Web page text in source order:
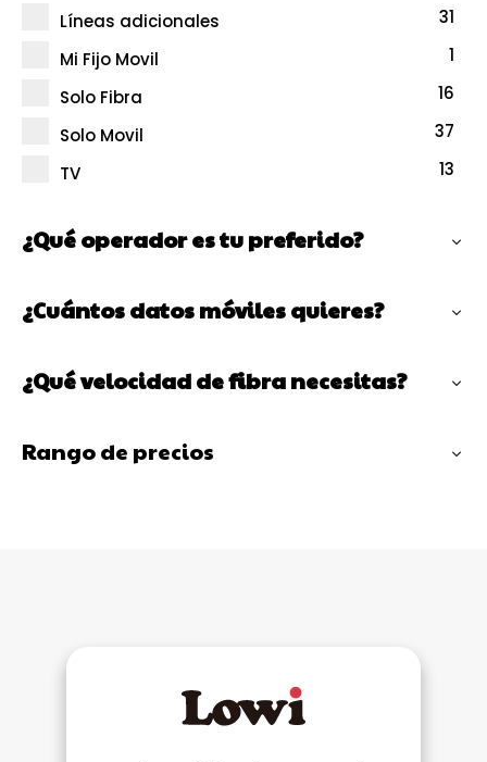
Líneas adicionales
31
Mi Fijo Movil
1
Solo Fibra
16
Solo Movil
37
TV
13
¿Qué operador es tu preferido?
¿Cuántos datos móviles quieres?
¿Qué velocidad de fibra necesitas?
Rango de precios